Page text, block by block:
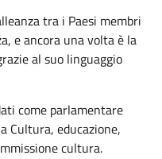
tra i Paesi membri
e ancora una volta è la
al suo linguaggio
come parlamentare
Cultura, educazione,
cultura.